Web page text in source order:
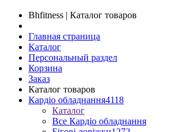
Bhfitness | Каталог товаров
Главная страница
Каталог
Персональный раздел
Корзина
Заказ
Каталог товаров
Кардіо обладнання4118
Каталог
Все Кардіо обладнання